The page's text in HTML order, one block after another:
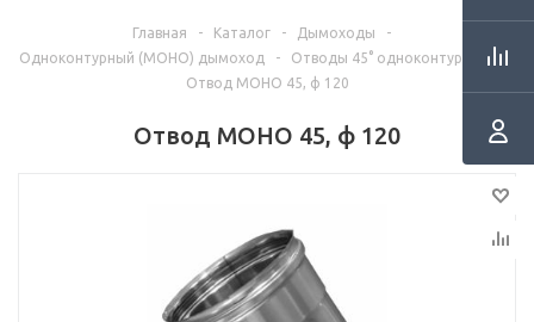
Главная - Каталог - Дымоходы
-
Одноконтурный (МОНО) дымоход
- Отводы 45° одноконтурные
-
Отвод МОНО 45, ф 120
Отвод МОНО 45, ф 120